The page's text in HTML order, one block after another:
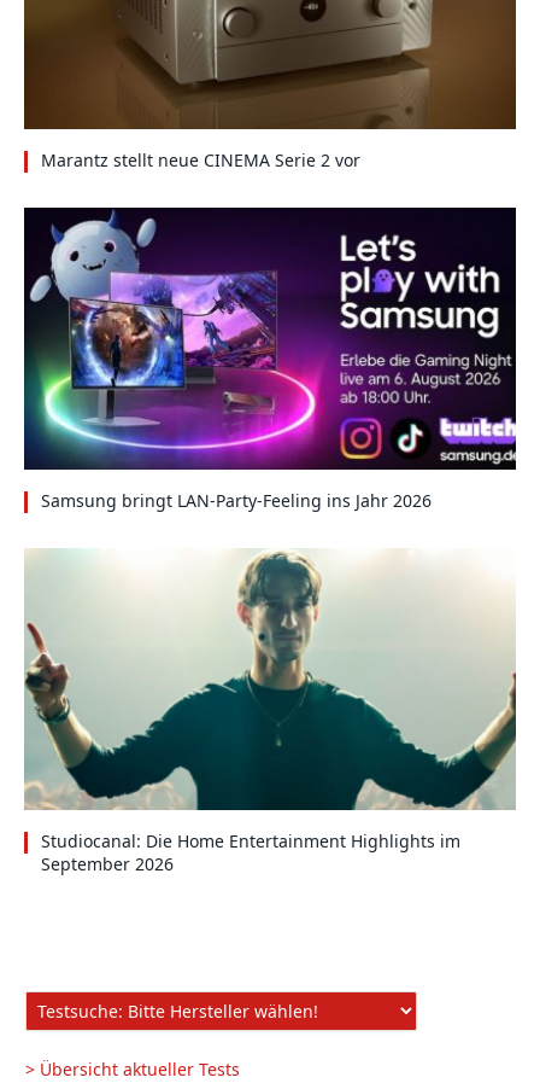
Marantz stellt neue CINEMA Serie 2 vor
Samsung bringt LAN-Party-Feeling ins Jahr 2026
Studiocanal: Die Home Entertainment Highlights im
September 2026
> Übersicht aktueller Tests